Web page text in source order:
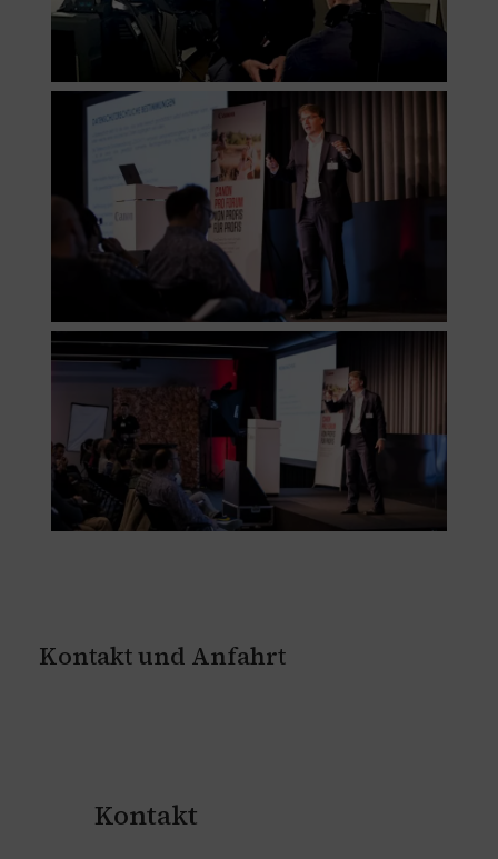
Kontakt und Anfahrt
Kontakt